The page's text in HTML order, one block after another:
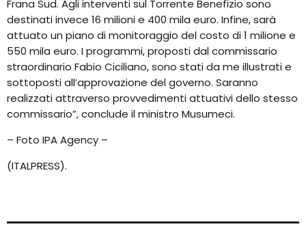
Frana Sud. Agli interventi sul Torrente Benefizio sono
destinati invece 16 milioni e 400 mila euro. Infine, sarà
attuato un piano di monitoraggio del costo di 1 milione e
550 mila euro. I programmi, proposti dal commissario
straordinario Fabio Ciciliano, sono stati da me illustrati e
sottoposti all’approvazione del governo. Saranno
realizzati attraverso provvedimenti attuativi dello stesso
commissario”, conclude il ministro Musumeci.
– Foto IPA Agency –
(ITALPRESS).